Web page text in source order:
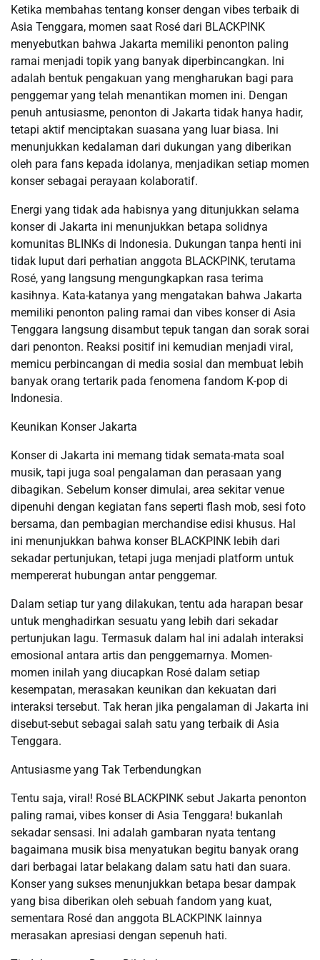
Ketika membahas tentang konser dengan vibes terbaik di
Asia Tenggara, momen saat Rosé dari BLACKPINK
menyebutkan bahwa Jakarta memiliki penonton paling
ramai menjadi topik yang banyak diperbincangkan. Ini
adalah bentuk pengakuan yang mengharukan bagi para
penggemar yang telah menantikan momen ini. Dengan
penuh antusiasme, penonton di Jakarta tidak hanya hadir,
tetapi aktif menciptakan suasana yang luar biasa. Ini
menunjukkan kedalaman dari dukungan yang diberikan
oleh para fans kepada idolanya, menjadikan setiap momen
konser sebagai perayaan kolaboratif.
Energi yang tidak ada habisnya yang ditunjukkan selama
konser di Jakarta ini menunjukkan betapa solidnya
komunitas BLINKs di Indonesia. Dukungan tanpa henti ini
tidak luput dari perhatian anggota BLACKPINK, terutama
Rosé, yang langsung mengungkapkan rasa terima
kasihnya. Kata-katanya yang mengatakan bahwa Jakarta
memiliki penonton paling ramai dan vibes konser di Asia
Tenggara langsung disambut tepuk tangan dan sorak sorai
dari penonton. Reaksi positif ini kemudian menjadi viral,
memicu perbincangan di media sosial dan membuat lebih
banyak orang tertarik pada fenomena fandom K-pop di
Indonesia.
Keunikan Konser Jakarta
Konser di Jakarta ini memang tidak semata-mata soal
musik, tapi juga soal pengalaman dan perasaan yang
dibagikan. Sebelum konser dimulai, area sekitar venue
dipenuhi dengan kegiatan fans seperti flash mob, sesi foto
bersama, dan pembagian merchandise edisi khusus. Hal
ini menunjukkan bahwa konser BLACKPINK lebih dari
sekadar pertunjukan, tetapi juga menjadi platform untuk
mempererat hubungan antar penggemar.
Dalam setiap tur yang dilakukan, tentu ada harapan besar
untuk menghadirkan sesuatu yang lebih dari sekadar
pertunjukan lagu. Termasuk dalam hal ini adalah interaksi
emosional antara artis dan penggemarnya. Momen-
momen inilah yang diucapkan Rosé dalam setiap
kesempatan, merasakan keunikan dan kekuatan dari
interaksi tersebut. Tak heran jika pengalaman di Jakarta ini
disebut-sebut sebagai salah satu yang terbaik di Asia
Tenggara.
Antusiasme yang Tak Terbendungkan
Tentu saja, viral! Rosé BLACKPINK sebut Jakarta penonton
paling ramai, vibes konser di Asia Tenggara! bukanlah
sekadar sensasi. Ini adalah gambaran nyata tentang
bagaimana musik bisa menyatukan begitu banyak orang
dari berbagai latar belakang dalam satu hati dan suara.
Konser yang sukses menunjukkan betapa besar dampak
yang bisa diberikan oleh sebuah fandom yang kuat,
sementara Rosé dan anggota BLACKPINK lainnya
merasakan apresiasi dengan sepenuh hati.